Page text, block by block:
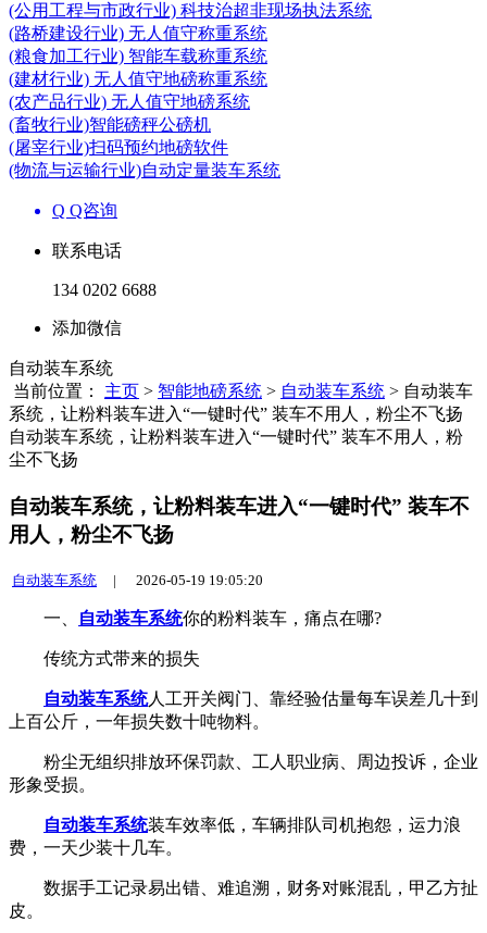
(公用工程与市政行业) 科技治超非现场执法系统
(路桥建设行业) 无人值守称重系统
(粮食加工行业) 智能车载称重系统
(建材行业) 无人值守地磅称重系统
(农产品行业) 无人值守地磅系统
(畜牧行业)智能磅秤公磅机
(屠宰行业)扫码预约地磅软件
(物流与运输行业)自动定量装车系统
Q Q咨询
联系电话
134 0202 6688
添加微信
自动装车系统
当前位置： 主页 > 智能地磅系统 > 自动装车系统 > 自动装车
系统，让粉料装车进入“一键时代” 装车不用人，粉尘不飞扬
自动装车系统，让粉料装车进入“一键时代” 装车不用人，粉
尘不飞扬
自动装车系统，让粉料装车进入“一键时代” 装车不
用人，粉尘不飞扬
自动装车系统 | 2026-05-19 19:05:20
一、 自动装车系统你的粉料装车，痛点在哪?
传统方式带来的损失
自动装车系统人工开关阀门、靠经验估量每车误差几十到
上百公斤，一年损失数十吨物料。
粉尘无组织排放环保罚款、工人职业病、周边投诉，企业
形象受损。
自动装车系统装车效率低，车辆排队司机抱怨，运力浪
费，一天少装十几车。
数据手工记录易出错、难追溯，财务对账混乱，甲乙方扯
皮。